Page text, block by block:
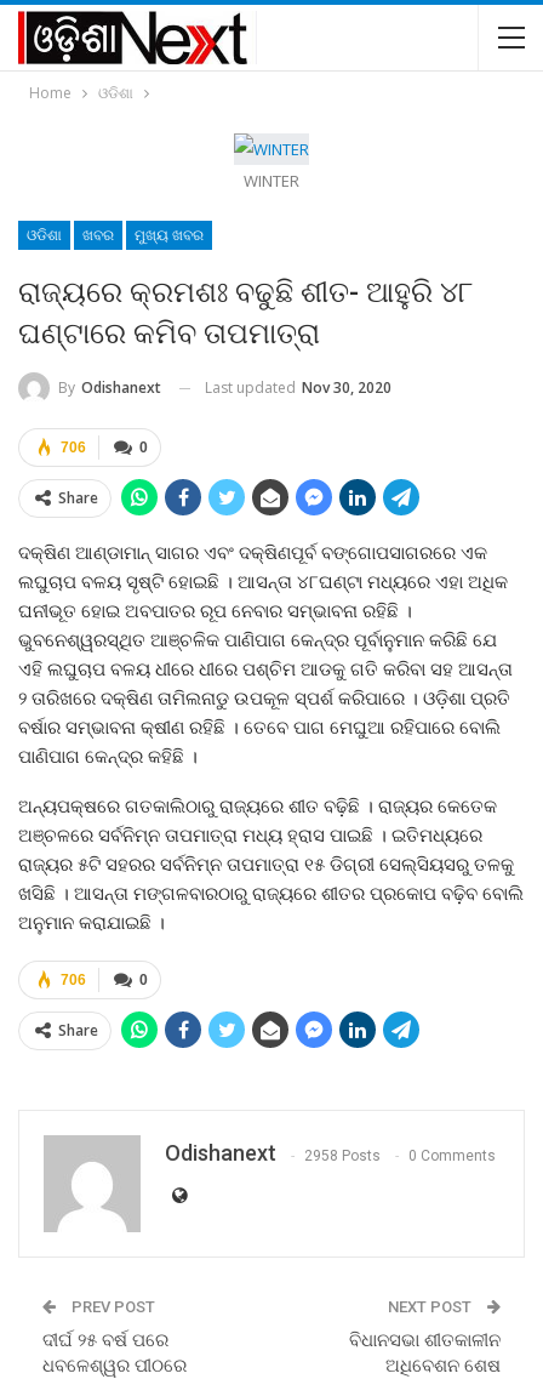
Home ଓଡିଶା
WINTER
ଓଡିଶା ଖବର ମୁଖ୍ୟ ଖବର
ରାଜ୍ୟରେ କ୍ରମଶଃ ବଢୁଛି ଶୀତ- ଆହୁରି ୪୮
ଘଣ୍ଟାରେ କମିବ ତାପମାତ୍ରା
By Odishanext Last updated Nov 30, 2020
0
706
Share
ଦକ୍ଷିଣ ଆଣ୍ଡାମାନ୍‍ ସାଗର ଏବଂ ଦକ୍ଷିଣପୂର୍ବ ବଙ୍ଗୋପସାଗରରେ ଏକ
ଲଘୁଚାପ ବଳୟ ସୃଷ୍ଟି ହୋଇଛି । ଆସନ୍ତା ୪୮ଘଣ୍ଟା ମଧ୍ୟରେ ଏହା ଅଧିକ
ଘନୀଭୂତ ହୋଇ ଅବପାତର ରୂପ ନେବାର ସମ୍ଭାବନା ରହିଛି ।
ଭୁବନେଶ୍ୱରସ୍ଥିତ ଆଞ୍ଚଳିକ ପାଣିପାଗ କେନ୍ଦ୍ର ପୂର୍ବାନୁମାନ କରିଛି ଯେ
ଏହି ଲଘୁଚାପ ବଳୟ ଧୀରେ ଧୀରେ ପଶ୍ଚିମ ଆଡକୁ ଗତି କରିବା ସହ ଆସନ୍ତା
୨ ତାରିଖରେ ଦକ୍ଷିଣ ତାମିଲନାଡୁ ଉପକୂଳ ସ୍ପର୍ଶ କରିପାରେ । ଓଡ଼ିଶା ପ୍ରତି
ବର୍ଷାର ସମ୍ଭାବନା କ୍ଷୀଣ ରହିଛି । ତେବେ ପାଗ ମେଘୁଆ ରହିପାରେ ବୋଲି
ପାଣିପାଗ କେନ୍ଦ୍ର କହିଛି ।
ଅନ୍ୟପକ୍ଷରେ ଗତକାଲିଠାରୁ ରାଜ୍ୟରେ ଶୀତ ବଢ଼ିଛି । ରାଜ୍ୟର କେତେକ
ଅଞ୍ଚଳରେ ସର୍ବନିମ୍ନ ତାପମାତ୍ରା ମଧ୍ୟ ହ୍ରାସ ପାଇଛି । ଇତିମଧ୍ୟରେ
ରାଜ୍ୟର ୫ଟି ସହରର ସର୍ବନିମ୍ନ ତାପମାତ୍ରା ୧୫ ଡିଗ୍ରୀ ସେଲ୍‍ସିୟସରୁ ତଳକୁ
ଖସିଛି । ଆସନ୍ତା ମଙ୍ଗଳବାରଠାରୁ ରାଜ୍ୟରେ ଶୀତର ପ୍ରକୋପ ବଢ଼ିବ ବୋଲି
ଅନୁମାନ କରାଯାଇଛି ।
0
706
Share
Odishanext 2958 Posts 0 Comments
PREV POST
ଦୀର୍ଘ ୨୫ ବର୍ଷ ପରେ
ଧବଳେଶ୍ୱର ପୀଠରେ
NEXT POST
ବିଧାନସଭା ଶୀତକାଳୀନ
ଅଧିବେଶନ ଶେଷ